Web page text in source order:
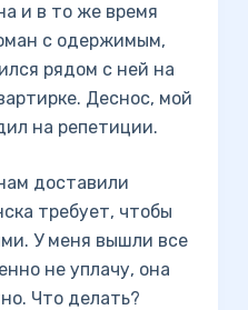
и в то же время
с одержимым,
рядом с ней на
Деснос, мой
на репетиции.
доставили
требует, чтобы
У меня вышли все
не уплачу, она
Что делать?